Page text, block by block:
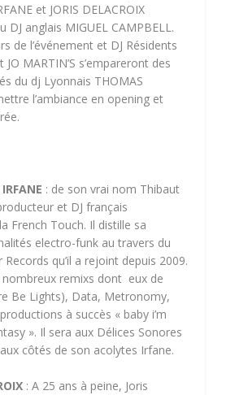
et JORIS DELACROIX
DJ anglais MIGUEL CAMPBELL.
de l’événement et DJ Résidents
JO MARTIN’S s’empareront des
du dj Lyonnais THOMAS
l’ambiance en opening et
: de son vrai nom Thibaut
et DJ français
French Touch. Il distille sa
electro-funk au travers du
Records qu’il a rejoint depuis 2009.
nombreux remixs dont eux de
Be Lights), Data, Metronomy,
à succès « baby i’m
». Il sera aux Délices Sonores
côtés de son acolytes Irfane.
: A 25 ans à peine, Joris